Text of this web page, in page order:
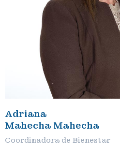
Adriana
Mahecha Mahecha
Coordinadora de Bienestar